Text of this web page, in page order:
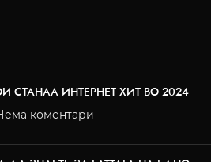
СТАНАА ИНТЕРНЕТ ХИТ ВО 2024
коментари